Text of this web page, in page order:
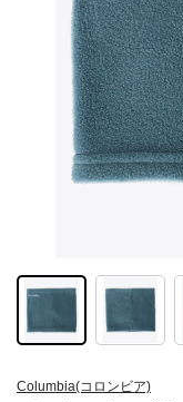
Columbia(コロンビア)